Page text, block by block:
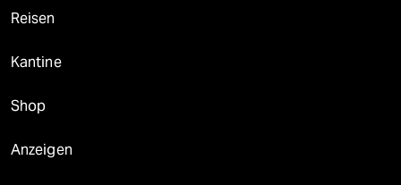
Reisen
Kantine
Shop
Anzeigen